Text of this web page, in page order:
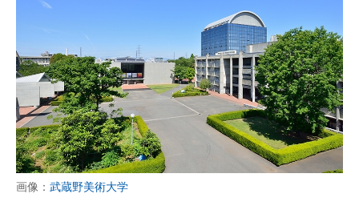
画像： 武蔵野美術大学